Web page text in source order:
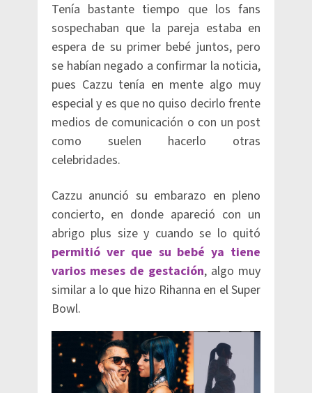
Tenía bastante tiempo que los fans
sospechaban que la pareja estaba en
espera de su primer bebé juntos, pero
se habían negado a confirmar la noticia,
pues Cazzu tenía en mente algo muy
especial y es que no quiso decirlo frente
medios de comunicación o con un post
como suelen hacerlo otras
celebridades.
Cazzu anunció su embarazo en pleno
concierto, en donde apareció con un
abrigo plus size y cuando se lo quitó
permitió ver que su bebé ya tiene
varios meses de gestación, algo muy
similar a lo que hizo Rihanna en el Super
Bowl.